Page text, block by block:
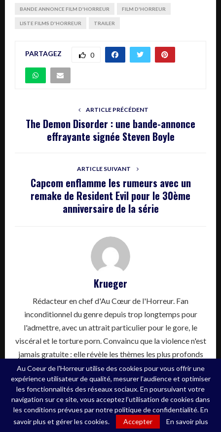
BANDE ANNONCE FILM D'HORREUR FILM D'HORREUR
LISTE FILMS D'HORREUR TRAILER
PARTAGEZ 0
ARTICLE PRÉCÉDENT
The Demon Disorder : une bande-annonce
effrayante signée Steven Boyle
ARTICLE SUIVANT
Capcom enflamme les rumeurs avec un
remake de Resident Evil pour le 30ème
anniversaire de la série
Krueger
Rédacteur en chef d'Au Cœur de l'Horreur. Fan
inconditionnel du genre depuis trop longtemps pour
l'admettre, avec un attrait particulier pour le gore, le
viscéral et le torture porn. Convaincu que la violence n'est
jamais gratuite : elle révèle les thèmes les plus profonds
avec une force que seul le cinéma décomplexé s'autorise.
Ce site est une obsession. Les médecins appellent ça
autrement.
Au Coeur de l'Horreur utilise des cookies pour vous offrir une
expérience utilisateur de qualité, mesurer l’audience et optimiser
les fonctionnalités des réseaux sociaux. En poursuivant votre
navigation sur ce site, vous acceptez l’utilisation de cookies dans
les conditions prévues par notre politique de confidentialité. En
savoir plus et gérer les cookies.
Accepter En savoir plus